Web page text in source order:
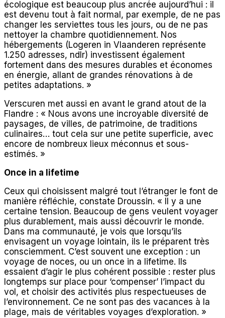
écologique est beaucoup plus ancrée aujourd’hui : il
est devenu tout à fait normal, par exemple, de ne pas
changer les serviettes tous les jours, ou de ne pas
nettoyer la chambre quotidiennement. Nos
hébergements (Logeren in Vlaanderen représente
1.250 adresses, ndlr) investissent également
fortement dans des mesures durables et économes
en énergie, allant de grandes rénovations à de
petites adaptations. »
Verscuren met aussi en avant le grand atout de la
Flandre : « Nous avons une incroyable diversité de
paysages, de villes, de patrimoine, de traditions
culinaires… tout cela sur une petite superficie, avec
encore de nombreux lieux méconnus et sous-
estimés. »
Once in a lifetime
Ceux qui choisissent malgré tout l’étranger le font de
manière réfléchie, constate Droussin. « Il y a une
certaine tension. Beaucoup de gens veulent voyager
plus durablement, mais aussi découvrir le monde.
Dans ma communauté, je vois que lorsqu’ils
envisagent un voyage lointain, ils le préparent très
consciemment. C’est souvent une exception : un
voyage de noces, ou un once in a lifetime. Ils
essaient d’agir le plus cohérent possible : rester plus
longtemps sur place pour ‘compenser’ l’impact du
vol, et choisir des activités plus respectueuses de
l’environnement. Ce ne sont pas des vacances à la
plage, mais de véritables voyages d’exploration. »